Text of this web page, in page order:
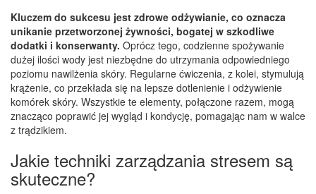
Kluczem do sukcesu jest zdrowe odżywianie, co oznacza
unikanie przetworzonej żywności, bogatej w szkodliwe
dodatki i konserwanty. Oprócz tego, codzienne spożywanie
dużej ilości wody jest niezbędne do utrzymania odpowiedniego
poziomu nawilżenia skóry. Regularne ćwiczenia, z kolei, stymulują
krążenie, co przekłada się na lepsze dotlenienie i odżywienie
komórek skóry. Wszystkie te elementy, połączone razem, mogą
znacząco poprawić jej wygląd i kondycję, pomagając nam w walce
z trądzikiem.
Jakie techniki zarządzania stresem są
skuteczne?